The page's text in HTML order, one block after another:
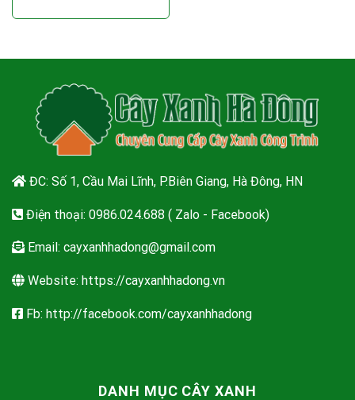
ĐC: Số 1, Cầu Mai Lĩnh, P.Biên Giang, Hà Đông, HN
Điện thoại: 0986.024.688 ( Zalo - Facebook)
Email: cayxanhhadong@gmail.com
Website: https://cayxanhhadong.vn
Fb: http://facebook.com/cayxanhhadong
DANH MỤC CÂY XANH